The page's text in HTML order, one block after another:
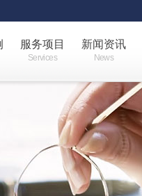
新闻资讯
News
服务项目
Services